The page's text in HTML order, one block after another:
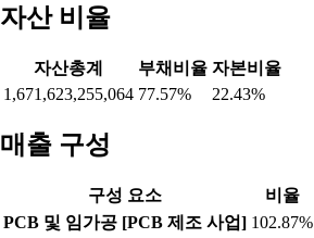
자산 비율
자산총계 부채비율 자본비율
1,671,623,255,064 77.57% 22.43%
매출 구성
구성 요소
비율
PCB 및 임가공 [PCB 제조 사업] 102.87%